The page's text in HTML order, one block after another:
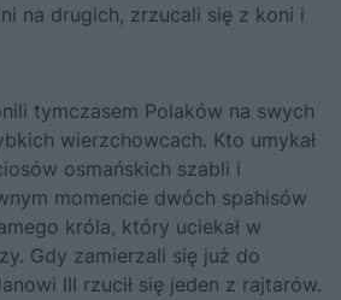
na drugich, zrzucali się z koni i
tymczasem Polaków na swych
wierzchowcach. Kto umykał
osmańskich szabli i
momencie dwóch spahisów
króla, który uciekał w
Gdy zamierzali się już do
III rzucił się jeden z rajtarów.